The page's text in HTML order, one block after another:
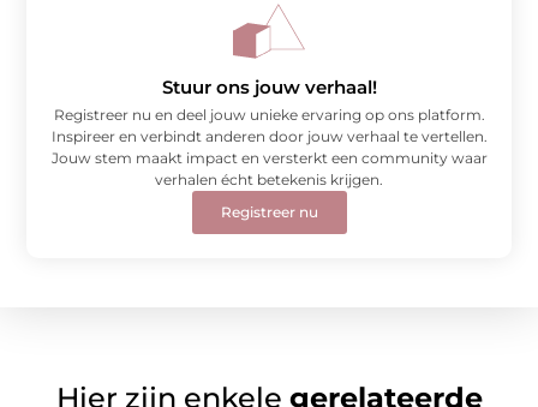
Stuur ons jouw verhaal!
Registreer nu en deel jouw unieke ervaring op ons platform.
Inspireer en verbindt anderen door jouw verhaal te vertellen.
Jouw stem maakt impact en versterkt een community waar
verhalen écht betekenis krijgen.
Registreer nu
Hier zijn enkele gerelateerde